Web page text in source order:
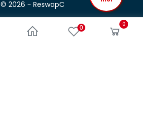
0 0
© 2026 - ReswapC